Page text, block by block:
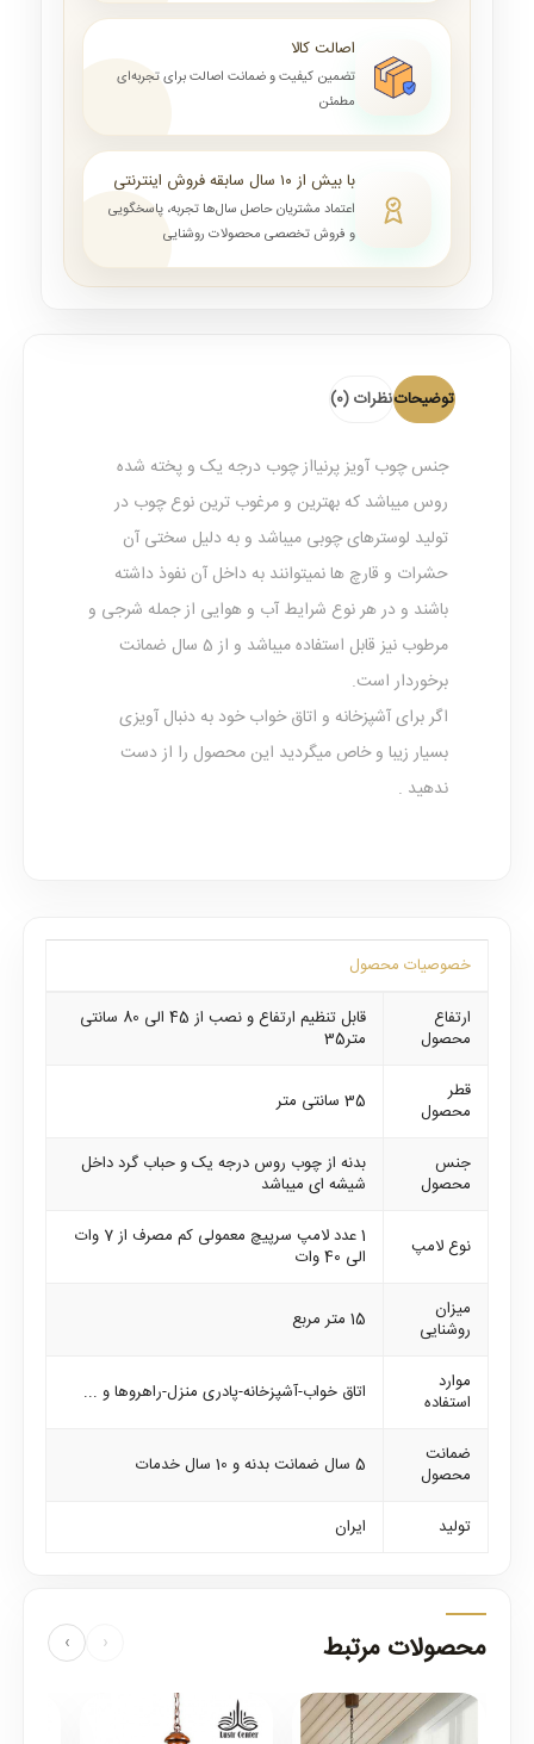
اصالت کالا
تضمین کیفیت و ضمانت اصالت برای تجربه‌ای
مطمئن
با بیش از ۱۰ سال سابقه فروش اینترنتی
اعتماد مشتریان حاصل سال‌ها تجربه، پاسخگویی
و فروش تخصصی محصولات روشنایی
توضیحاتنظرات (0)
جنس چوب آویز پرنیااز چوب درجه یک و پخته شده
روس میباشد که بهترین و مرغوب ترین نوع چوب در
تولید لوسترهای چوبی میباشد و به دلیل سختی آن
حشرات و قارچ ها نمیتوانند به داخل آن نفوذ داشته
باشند و در هر نوع شرایط آب و هوایی از جمله شرجی و
مرطوب نیز قابل استفاده میباشد و از 5 سال ضمانت
برخوردار است.
اگر برای آشپزخانه و اتاق خواب خود به دنبال آویزی
بسیار زیبا و خاص میگردید این محصول را از دست
ندهید .
خصوصیات محصول
ارتفاع
محصول
قابل تنظیم ارتفاع و نصب از 45 الی 80 سانتی
متر35
قطر
محصول
35 سانتی متر
جنس
محصول
بدنه از چوب روس درجه یک و حباب گرد داخل
شیشه ای میباشد
نوع لامپ
1 عدد لامپ سرپیچ معمولی کم مصرف از 7 وات
الی 40 وات
میزان
روشنایی
15 متر مربع
موارد
استفاده
اتاق خواب-آشپزخانه-پادری منزل-راهروها و ...
ضمانت
محصول
5 سال ضمانت بدنه و 10 سال خدمات
تولید ایران
محصولات مرتبط ‹
›